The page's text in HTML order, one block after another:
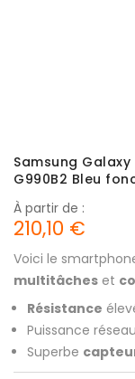
Samsung Galaxy
G990B2 Bleu
Voici le
multitâches et
À partir de :
210,10 €
Résistance
Puissance
Superbe